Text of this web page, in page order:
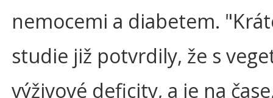
nemocemi a diabetem.
studie již potvrdily, že s
výživové deficity, a je na